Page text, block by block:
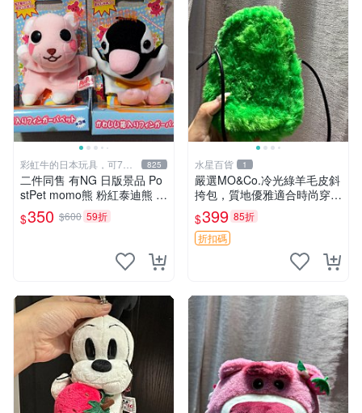
彩虹牛的日本玩具，可7取
付
825
二件同售 有NG 日版景品 Po
stPet momo熊 粉紅泰迪熊 妹
妹 comomo 企鵝 娃娃 布偶
手指頭 娃娃
$350 $600 59折
水星百貨 1
嚴選MO&Co.冷光綠羊毛皮斜
挎包，質地優雅適合時尚穿搭
冷光綠 皮包 斜挎包
$399 85折
折扣碼